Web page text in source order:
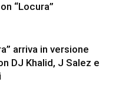
“Locura”
arriva in versione
DJ Khalid, J Salez e